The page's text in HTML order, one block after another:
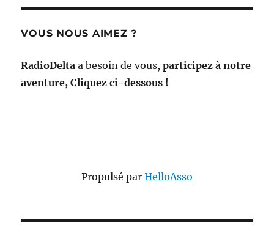
VOUS NOUS AIMEZ ?
RadioDelta a besoin de vous,participez à notre
aventure, Cliquez ci-dessous !
Propulsé par HelloAsso